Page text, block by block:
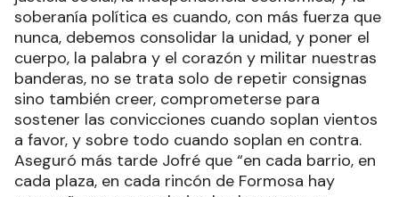
soberanía política es cuando, con más fuerza que
nunca, debemos consolidar la unidad, y poner el
cuerpo, la palabra y el corazón y militar nuestras
banderas, no se trata solo de repetir consignas
sino también creer, comprometerse para
sostener las convicciones cuando soplan vientos
a favor, y sobre todo cuando soplan en contra.
Aseguró más tarde Jofré que “en cada barrio, en
cada plaza, en cada rincón de Formosa hay